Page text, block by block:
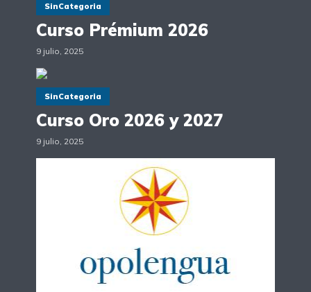
SinCategoria
Curso Prémium 2026
9 julio, 2025
SinCategoria
Curso Oro 2026 y 2027
9 julio, 2025